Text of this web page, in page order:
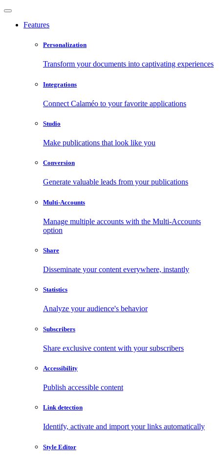
Features
Personalization
Transform your documents into captivating experiences
Integrations
Connect Calaméo to your favorite applications
Studio
Make publications that look like you
Conversion
Generate valuable leads from your publications
Multi-Accounts
Manage multiple accounts with the Multi-Accounts
option
Share
Disseminate your content everywhere, instantly
Statistics
Analyze your audience's behavior
Subscribers
Share exclusive content with your subscribers
Accessibility
Publish accessible content
Link detection
Identify, activate and import your links automatically
Style Editor